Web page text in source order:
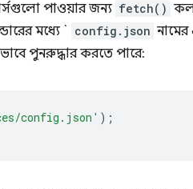
পাওয়ার জন্য fetch() কল
মধ্যে ` config.json
পুনরুদ্ধার করতে পারে:
config.json' );